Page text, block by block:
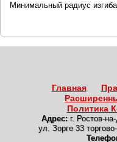
Минимальный радиус
Главная
Политика
Адрес: г. Ростов-
ул. Зорге 33